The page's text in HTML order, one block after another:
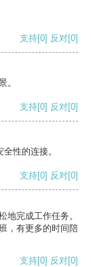
支持[0] 反对[0]
。
支持[0] 反对[0]
性的连接。
支持[0] 反对[0]
地完成工作任务。
，有更多的时间陪
支持[0] 反对[0]